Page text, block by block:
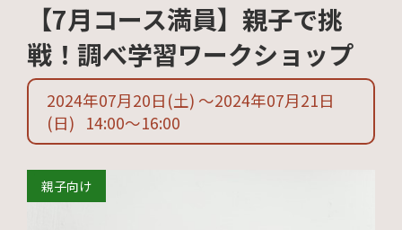
【7月コース満員】親子で挑
戦！調べ学習ワークショップ
2024年07月20日 (土) 〜2024年07月21日
(日) 14:00〜16:00
親子向け